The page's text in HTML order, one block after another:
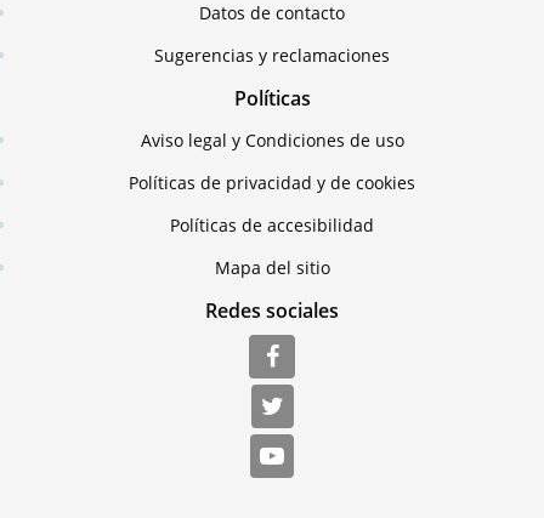
Datos de contacto
Sugerencias y reclamaciones
Políticas
Aviso legal y Condiciones de uso
Políticas de privacidad y de cookies
Políticas de accesibilidad
Mapa del sitio
Redes sociales